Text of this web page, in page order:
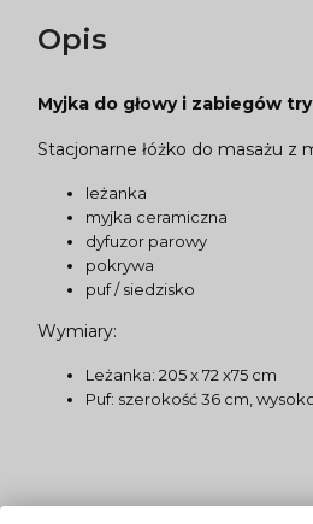
Opis
Myjka do głowy i zabiegów
Stacjonarne łóżko do masażu
leżanka
myjka ceramiczna
dyfuzor parowy
pokrywa
puf / siedzisko
Wymiary:
Leżanka: 205 x 72 x75 cm
Puf: szerokość 36 cm,